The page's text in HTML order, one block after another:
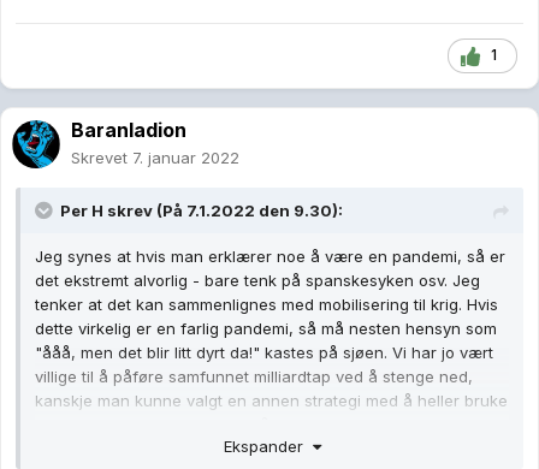
Man må også senke kravene til kompetanse når det røyner på.
Tenk på andre verdenskrig da, når husmødre ble kalt inn for å
var sikkert også ganske mange husmødre som plutselig var
"sykepleiere" når mennene kom hjem fra krigen med skader.
blir litt dyrt da.... tar lang tid å utdanne nye folk.... nja..... vet ikke
Det er noe som skurrer med dette narrativet. Vi kan ikke både
ha den verste helsekatastrofen i moderne tid (pandemien) og
samtidig sitte og tvinne tommeltotter med pengene våre, og
ikke gjøre noe med kapasiteten. Vi har 12.000+ milliarder på
bok for svingende!
1
Baranladion
Skrevet 7. januar 2022
Per H skrev (På 7.1.2022 den 9.30):
Jeg synes at hvis man erklærer noe å være en pandemi, så er
det ekstremt alvorlig - bare tenk på spanskesyken osv. Jeg
tenker at det kan sammenlignes med mobilisering til krig. Hvis
dette virkelig er en farlig pandemi, så må nesten hensyn som
"ååå, men det blir litt dyrt da!" kastes på sjøen. Vi har jo vært
villige til å påføre samfunnet milliardtap ved å stenge ned,
kanskje man kunne valgt en annen strategi med å heller bruke
samfunnet mindre? Ta handlingsregelen for eksempel. Hvor
Ekspander